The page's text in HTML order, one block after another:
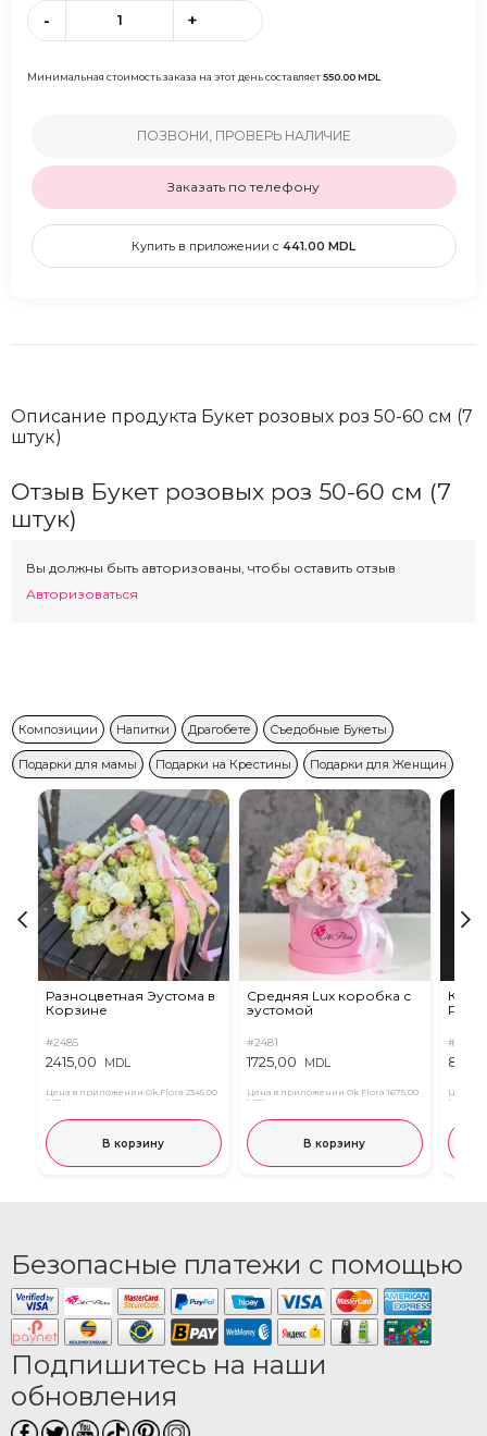
- +
Минимальная стоимость заказа на этот день составляет550.00MDL
ПОЗВОНИ, ПРОВЕРЬ НАЛИЧИЕ
Заказать по телефону
Купить в приложении с 441.00 MDL
Описание продукта Букет розовых роз 50-60 см (7
штук)
Отзыв Букет розовых роз 50-60 см (7
штук)
Вы должны быть авторизованы, чтобы оставить отзыв
Авторизоваться
Композиции Напитки Драгобете Съедобные Букеты
Подарки для мамы Подарки на Крестины Подарки для Женщин
Разноцветная Эустома в
Корзине
#2485
2415,00 MDL
Цена в приложении Ok Flora 2345,00
MDL
В корзину
Средняя Lux коробка с
эустомой
#2481
1725,00 MDL
Цена в приложении Ok Flora 1675,00
MDL
В корзину
#2854
Цена в
MDL
Безопасные платежи с помощью
Подпишитесь на наши
обновления